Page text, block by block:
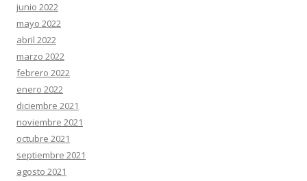
junio 2022
mayo 2022
abril 2022
marzo 2022
febrero 2022
enero 2022
diciembre 2021
noviembre 2021
octubre 2021
septiembre 2021
agosto 2021